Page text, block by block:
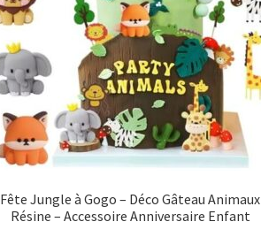
Fête Jungle à Gogo – Déco Gâteau Animaux
Résine – Accessoire Anniversaire Enfant